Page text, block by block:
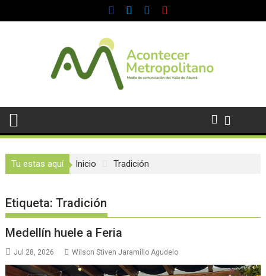
al
Tu estas aquí Inicio Tradición
Etiqueta:Tradición
Medellín huele a Feria
Jul 28, 2026 Wilson Stiven Jaramillo Agudelo